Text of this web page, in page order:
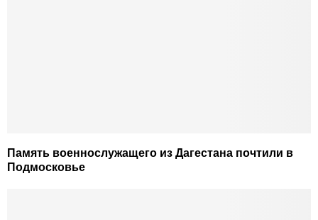
Память военнослужащего из Дагестана почтили в
Подмосковье